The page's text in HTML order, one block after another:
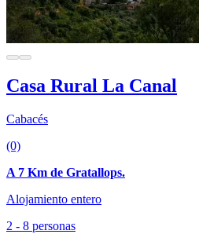
Casa Rural La Canal
Cabacés
(0)
A 7 Km de Gratallops.
Alojamiento entero
2 - 8 personas